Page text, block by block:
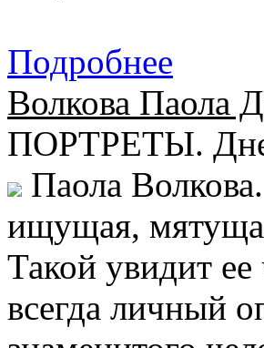
Подробнее
Волкова Паола
ПОРТРЕТЫ.
Паола
ищущая,
Такой увидит
всегда личный